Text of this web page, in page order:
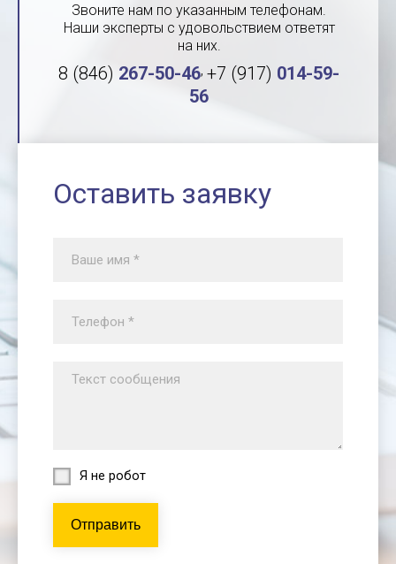
Звоните нам по указанным телефонам.
Наши эксперты с удовольствием ответят
на них.
8 (846) 267-50-46, +7 (917) 014-59-
56
Оставить заявку
Я не робот
Отправить